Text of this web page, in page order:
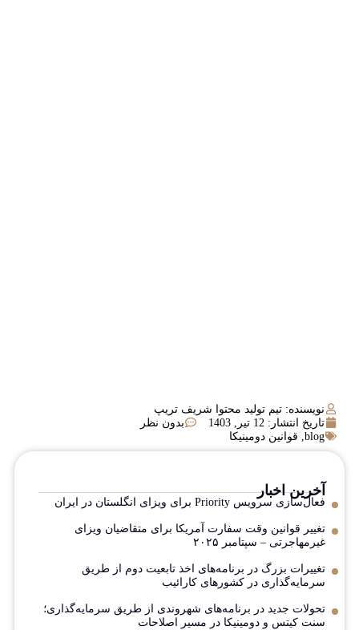
نویسنده: تیم تولید محتوا شریف تریپ
تاریخ انتشار: 12 تیر, 1403
بدون نظر
blog قوانین دومینیکا
آخرین اخبار
فعال‌سازی سرویس Priority برای ویزای انگلستان در ایران
تغییر قوانین وقت سفارت آمریکا برای متقاضیان ویزای
غیرمهاجرتی – سپتامبر ۲۰۲۵
تغییرات بزرگ در برنامه‌های اخذ تابعیت دوم از طریق
سرمایه‌گذاری در کشورهای کارائیب
تحولات جدید در برنامه‌های شهروندی از طریق سرمایه‌گذاری؛
سنت کیتس و دومینیکا در مسیر اصلاحات